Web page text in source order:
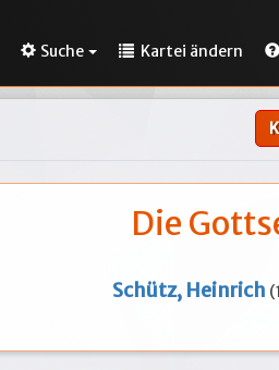
Suche Kartei ändern
Die
Schütz, Heinrich